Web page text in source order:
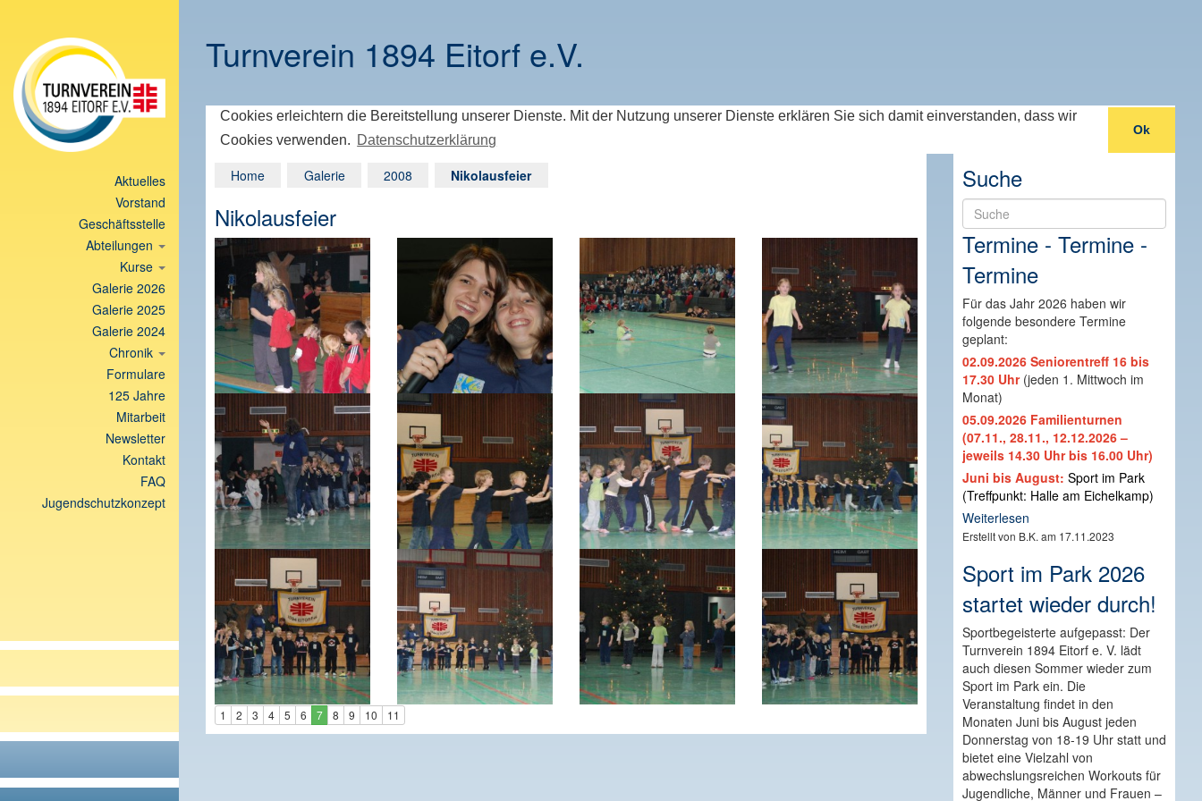
Aktuelles
Vorstand
Geschäftsstelle
Abteilungen
Kurse
Galerie 2026
Galerie 2025
Galerie 2024
Chronik
Formulare
125 Jahre
Mitarbeit
Newsletter
Kontakt
FAQ
Jugendschutzkonzept
Turnverein 1894 Eitorf e.V.
Cookies erleichtern die Bereitstellung unserer Dienste. Mit der Nutzung unserer Dienste erklären Sie sich damit einverstanden, dass wir
Cookies verwenden. Datenschutzerklärung
Ok
Home Galerie 2008 Nikolausfeier
Nikolausfeier
1 2 3 4 5 6 7 8 9 10 11
Suche
Termine - Termine -
Termine
Für das Jahr 2026 haben wir
folgende besondere Termine
geplant:
02.09.2026 Seniorentreff 16 bis
17.30 Uhr (jeden 1. Mittwoch im
Monat)
05.09.2026 Familienturnen
(07.11., 28.11., 12.12.2026 –
jeweils 14.30 Uhr bis 16.00 Uhr)
Juni bis August: Sport im Park
(Treffpunkt: Halle am Eichelkamp)
Weiterlesen
Erstellt von B.K. am 17.11.2023
Sport im Park 2026
startet wieder durch!
Sportbegeisterte aufgepasst: Der
Turnverein 1894 Eitorf e. V. lädt
auch diesen Sommer wieder zum
Sport im Park ein. Die
Veranstaltung findet in den
Monaten Juni bis August jeden
Donnerstag von 18-19 Uhr statt und
bietet eine Vielzahl von
abwechslungsreichen Workouts für
Jugendliche, Männer und Frauen –